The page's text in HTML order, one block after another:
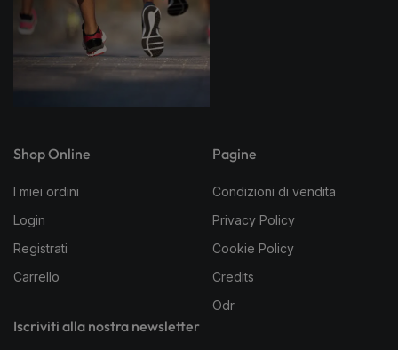
Shop Online
I miei ordini
Login
Registrati
Carrello
Pagine
Condizioni di vendita
Privacy Policy
Cookie Policy
Credits
Odr
Iscriviti alla nostra newsletter